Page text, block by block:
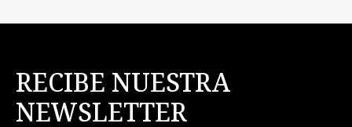
RECIBE NUESTRA
NEWSLETTER